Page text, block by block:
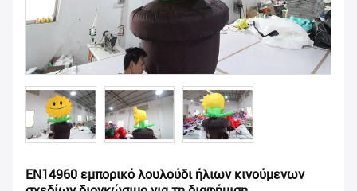
EN14960 εμπορικό λουλούδι ήλιων κινούμενων